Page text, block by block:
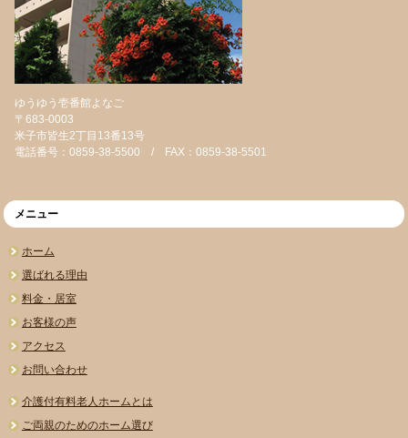
ゆうゆう壱番館よなご
〒683-0003
米子市皆生2丁目13番13号
電話番号：0859-38-5500 / FAX：0859-38-5501
メニュー
ホーム
選ばれる理由
料金・居室
お客様の声
アクセス
お問い合わせ
介護付有料老人ホームとは
ご両親のためのホーム選び